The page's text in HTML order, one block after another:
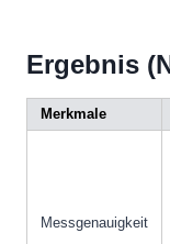
Ergebnis
Merkmale
Messgenauigkeit